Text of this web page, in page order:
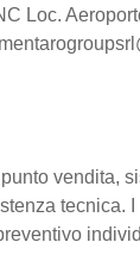
Loc.
vendita,
tecnica.